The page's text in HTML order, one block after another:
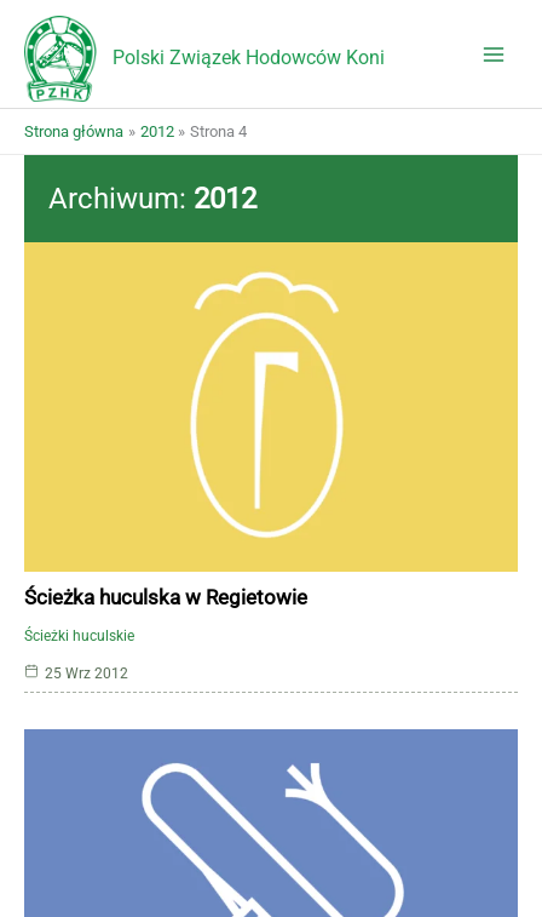
treści
Polski Związek Hodowców Koni
Strona główna 2012 Strona 4
Archiwum: 2012
Ścieżki huculskie
Ścieżka huculska w Regietowie
25 Wrz 2012